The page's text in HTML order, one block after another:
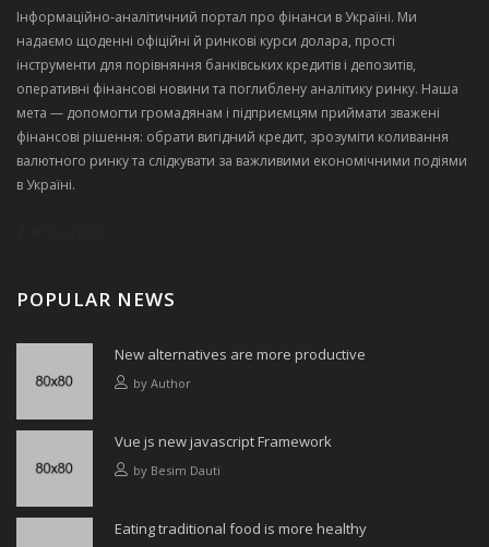
Інформаційно‑аналітичний портал про фінанси в Україні. Ми
надаємо щоденні офіційні й ринкові курси долара, прості
інструменти для порівняння банківських кредитів і депозитів,
оперативні фінансові новини та поглиблену аналітику ринку. Наша
мета — допомогти громадянам і підприємцям приймати зважені
фінансові рішення: обрати вигідний кредит, зрозуміти коливання
валютного ринку та слідкувати за важливими економічними подіями
в Україні.
POPULAR NEWS
New alternatives are more productive
by Author
Vue js new javascript Framework
by Besim Dauti
Eating traditional food is more healthy